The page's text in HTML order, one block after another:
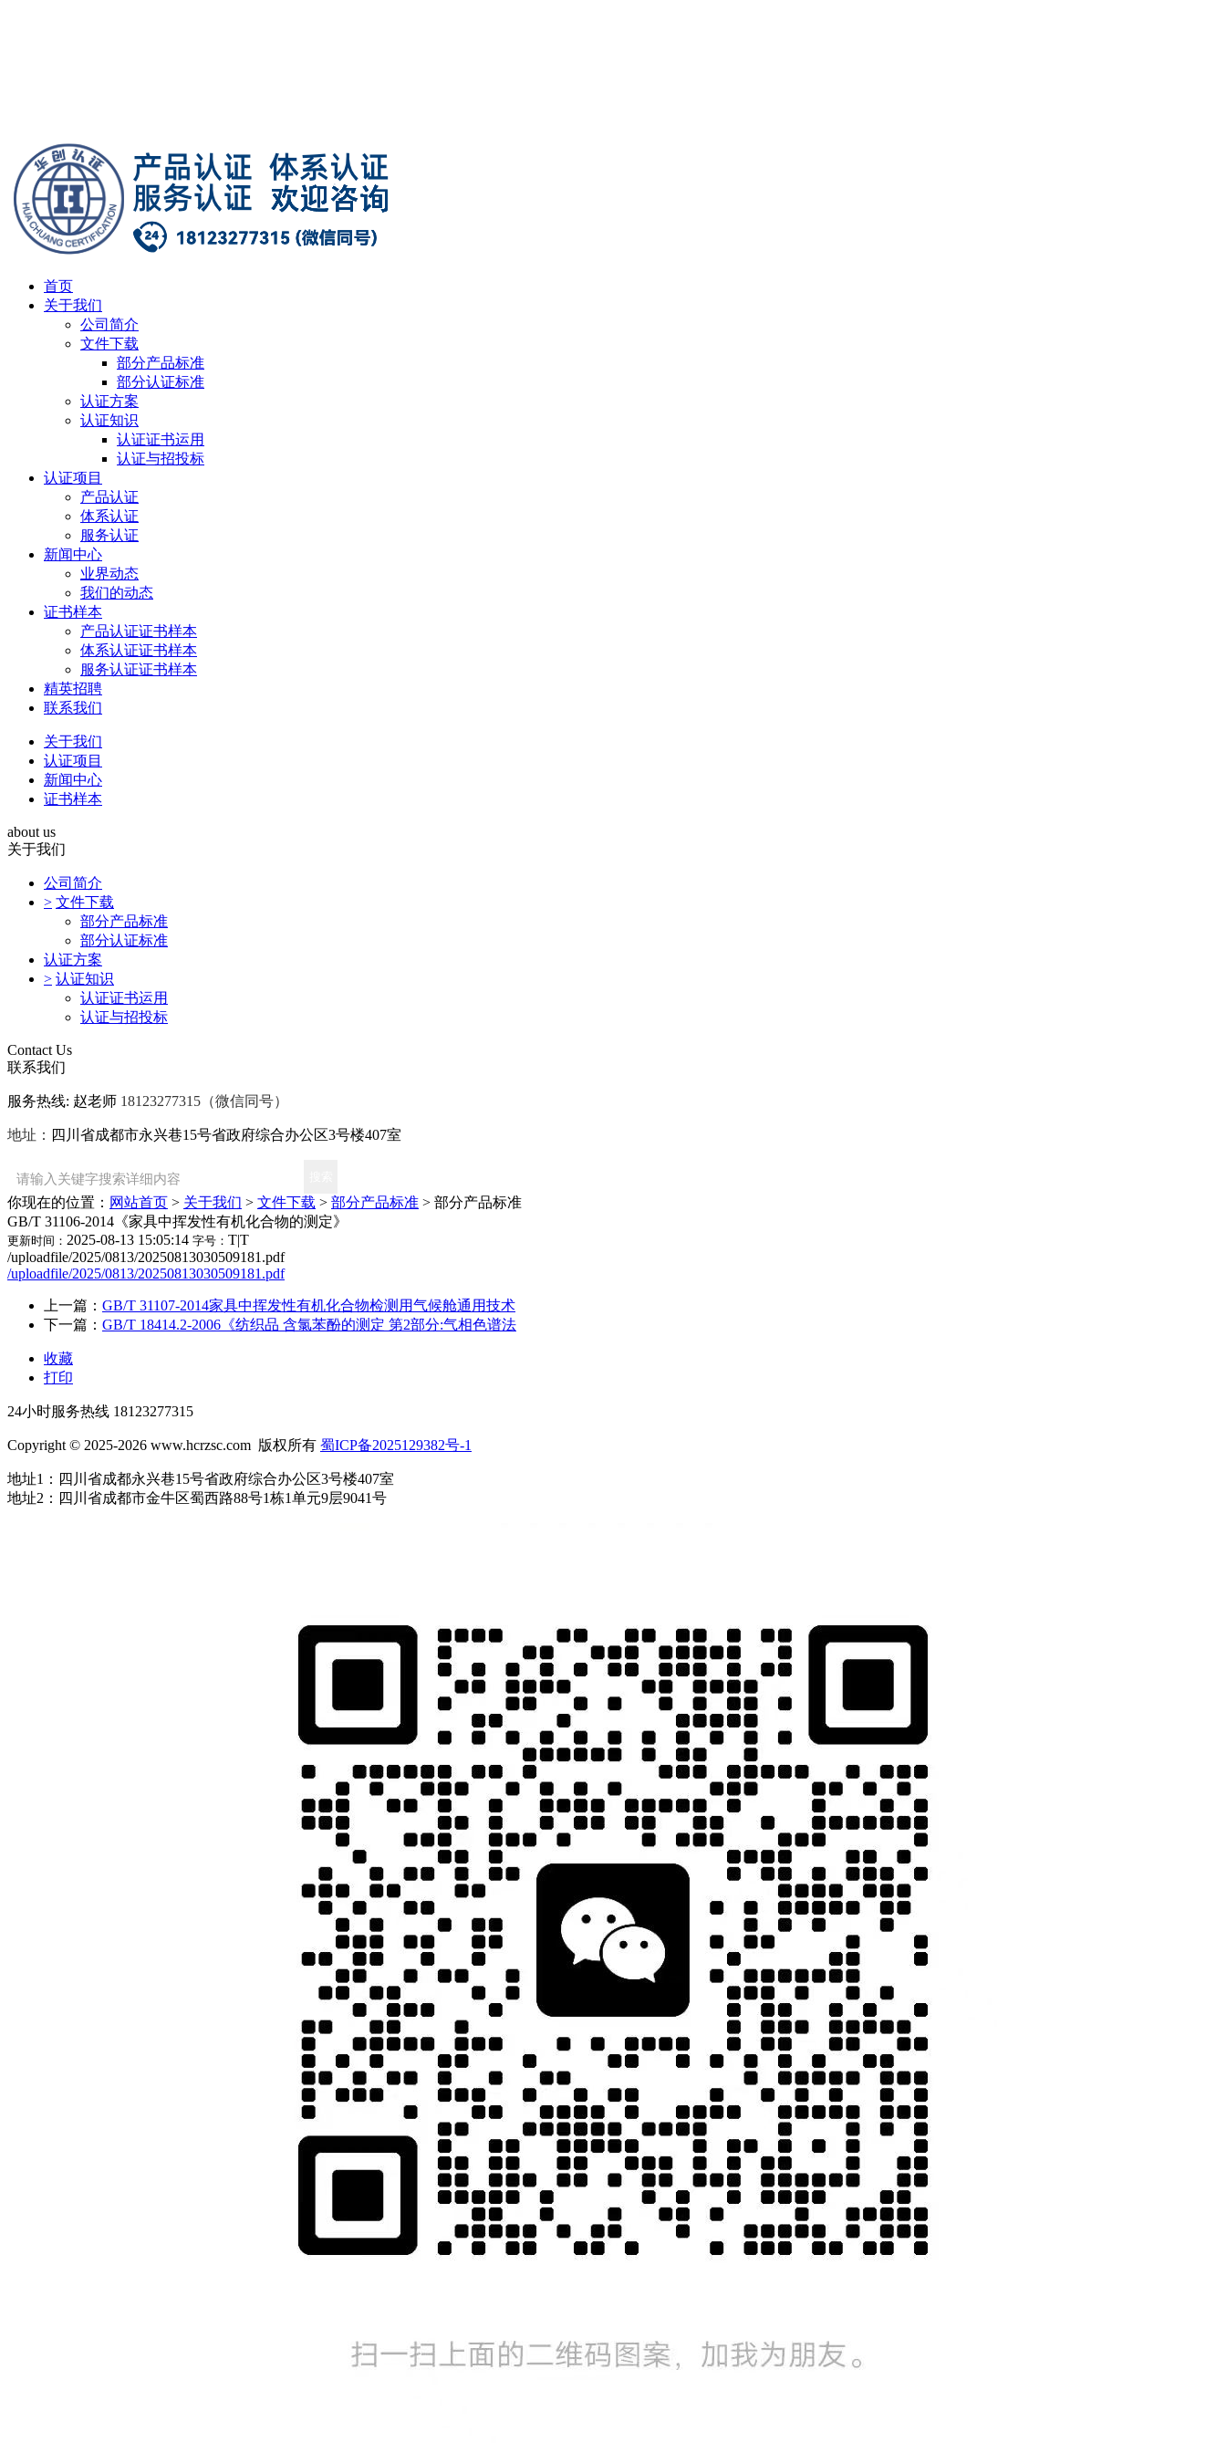
首页
关于我们
公司简介
文件下载
部分产品标准
部分认证标准
认证方案
认证知识
认证证书运用
认证与招投标
认证项目
产品认证
体系认证
服务认证
新闻中心
业界动态
我们的动态
证书样本
产品认证证书样本
体系认证证书样本
服务认证证书样本
精英招聘
联系我们
关于我们
认证项目
新闻中心
证书样本
about us
关于我们
公司简介
> 文件下载
部分产品标准
部分认证标准
认证方案
> 认证知识
认证证书运用
认证与招投标
Contact Us
联系我们
服务热线: 赵老师 18123277315 （微信同号）
地址： 四川省成都市永兴巷15号省政府综合办公区3号楼407室
你现在的位置： 网站首页 > 关于我们 > 文件下载 > 部分产品标准 > 部分产品标准
GB/T 31106-2014《家具中挥发性有机化合物的测定》
更新时间： 2025-08-13 15:05:14 字号： T|T
/uploadfile/2025/0813/20250813030509181.pdf
/uploadfile/2025/0813/20250813030509181.pdf
上一篇： GB/T 31107-2014家具中挥发性有机化合物检测用气候舱通用技术
下一篇： GB/T 18414.2-2006《纺织品 含氯苯酚的测定 第2部分:气相色谱法
收藏
打印
24小时服务热线 18123277315
Copyright © 2025-2026 www.hcrzsc.com 版权所有 蜀ICP备2025129382号-1
地址1：四川省成都永兴巷15号省政府综合办公区3号楼407室
地址2：四川省成都市金牛区蜀西路88号1栋1单元9层9041号